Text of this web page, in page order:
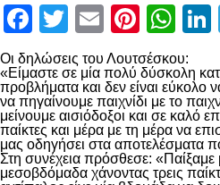
Facebook
Twitter
Email
Οι δηλώσεις του Λουτσέσκου:
«Είμαστε σε μία πολύ δύσκολη
προβλήματα και δεν είναι εύκολο
να πηγαίνουμε παιχνίδι με το
μείνουμε αισιόδοξοι και σε καλό
παίκτες και μέρα με τη μέρα να
μας οδηγήσει στα αποτελέσματα
Στη συνέχεια πρόσθεσε:
μεσοβδόμαδα χάνοντας τρεις